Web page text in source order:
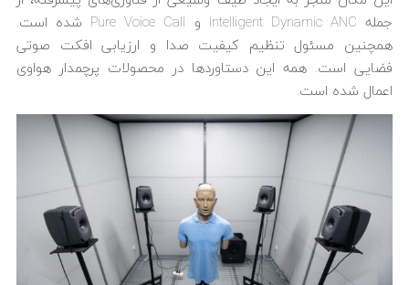
جمله Intelligent Dynamic ANC و Pure Voice Call شده است.
همچنین مسئول تنظیم کیفیت صدا و ارزیابی افکت صوتی
فضایی است. همه این دستاوردها در محصولات پرچمدار هواوی
اعمال شده است.